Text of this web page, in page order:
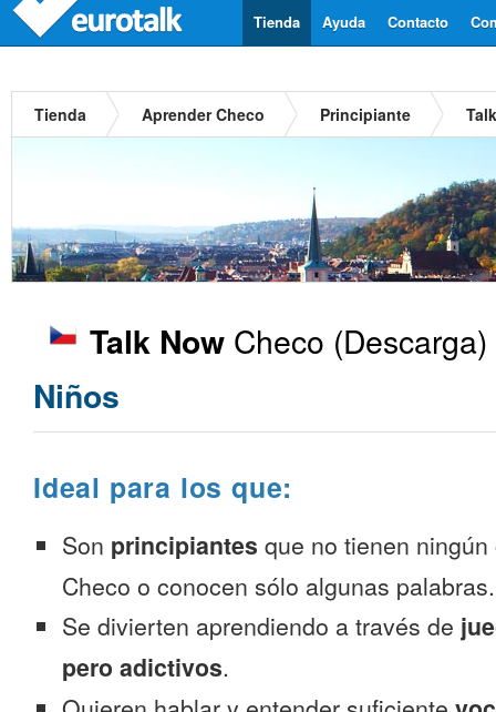
Contacto
Ayuda
Tienda
Tienda Aprender Checo Principiante
Talk Now Checo
Niños
Ideal para los que:
Son principiantes que no tienen
Checo o conocen sólo algunas palabras.
Se divierten aprendiendo a través de
pero adictivos.